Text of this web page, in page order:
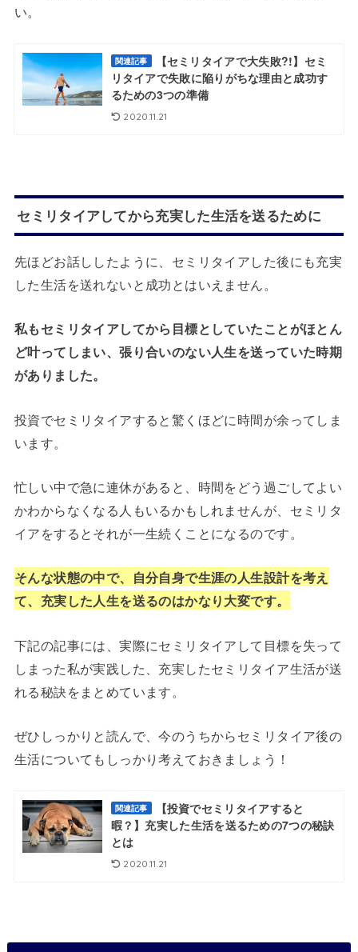
い。
関連記事
【セミリタイアで大失敗?!】セミ
リタイアで失敗に陥りがちな理由と成功す
るための3つの準備
2020.11.21
セミリタイアしてから充実した生活を送るために
先ほどお話ししたように、セミリタイアした後にも充実
した生活を送れないと成功とはいえません。
私もセミリタイアしてから目標としていたことがほとん
ど叶ってしまい、張り合いのない人生を送っていた時期
がありました。
投資でセミリタイアすると驚くほどに時間が余ってしま
います。
忙しい中で急に連休があると、時間をどう過ごしてよい
かわからなくなる人もいるかもしれませんが、セミリタ
イアをするとそれが一生続くことになるのです。
そんな状態の中で、自分自身で生涯の人生設計を考え
て、充実した人生を送るのはかなり大変です。
下記の記事には、実際にセミリタイアして目標を失って
しまった私が実践した、充実したセミリタイア生活が送
れる秘訣をまとめています。
ぜひしっかりと読んで、今のうちからセミリタイア後の
生活についてもしっかり考えておきましょう！
関連記事
【投資でセミリタイアすると
暇？】充実した生活を送るための7つの秘訣
とは
2020.11.21